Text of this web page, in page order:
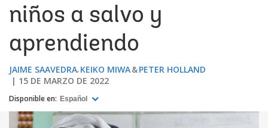
niños a salvo y
aprendiendo
JAIME SAAVEDRA KEIKO MIWA
PETER HOLLAND
15 DE MARZO DE 2022
Disponible en: Español